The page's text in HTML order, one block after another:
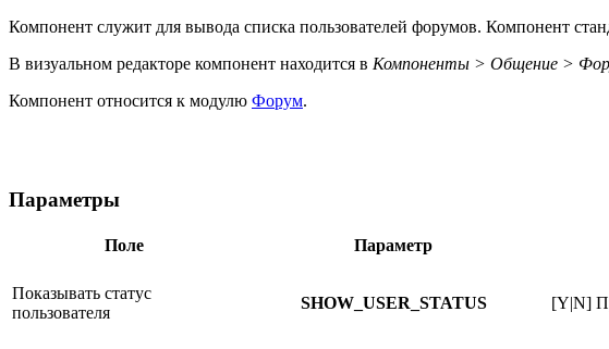
Компонент служит для вывода списка пользователей форумов. Компонент
В визуальном редакторе компонент находится в Компоненты > Общение >
Компонент относится к модулю Форум.
Параметры
Поле Параметр
Показывать статус
пользователя
SHOW_USER_STATUS
[Y|N]